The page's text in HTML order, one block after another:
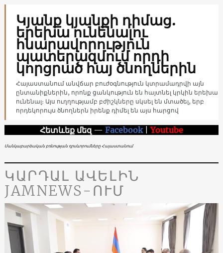
Կյանք կյանքի դիմաց.
երեխա ունենալու
հնարավորություն
պատերազմում որդի
կորցրած հայ ծնողներին
Հայաստանում անվճար բուժօգնություն կտրամադրվի այն
ընտանիքներին, որոնք ցանկություն են հայտնել կրկին երեխա
ունենալ։ Այս ուղղությամբ բժիշկները սկսել են մտածել, երբ
որդեկորույս ծնողներն իրենք դիմել են այս հարցով
Հետևեք մեզ — Facebook |Youtube
Մանկաբարձական բռնության դրսևորումները Հայաստանում
ԿԱՐԴԱԼ ԱՎԵԼԻՆ
JAMNEWS-ՈՒՄ